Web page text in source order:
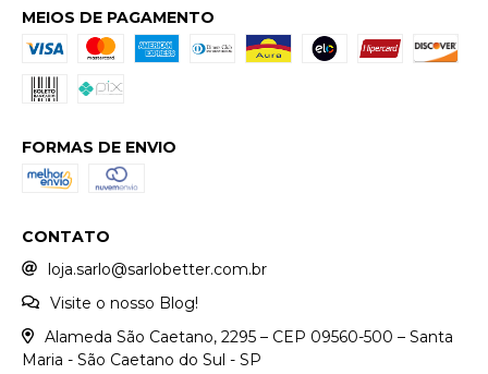
MEIOS DE PAGAMENTO
FORMAS DE ENVIO
CONTATO
loja.sarlo@sarlobetter.com.br
Visite o nosso Blog!
Alameda São Caetano, 2295 – CEP 09560-500 – Santa
Maria - São Caetano do Sul - SP